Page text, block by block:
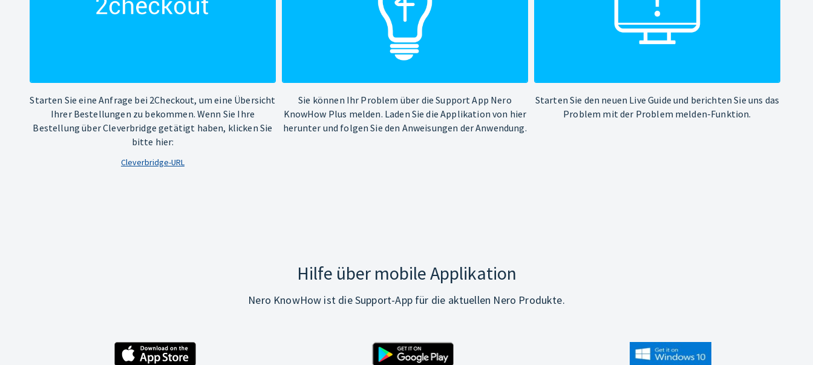
Starten Sie eine Anfrage bei 2Checkout, um eine Übersicht
Ihrer Bestellungen zu bekommen. Wenn Sie Ihre
Bestellung über Cleverbridge getätigt haben, klicken Sie
bitte hier:
Cleverbridge-URL
Sie können Ihr Problem über die Support App Nero
KnowHow Plus melden. Laden Sie die Applikation von hier
herunter und folgen Sie den Anweisungen der Anwendung.
Starten Sie den neuen Live Guide und berichten Sie uns das
Problem mit der Problem melden-Funktion.
Hilfe über mobile Applikation
Nero KnowHow ist die Support-App für die aktuellen Nero Produkte.